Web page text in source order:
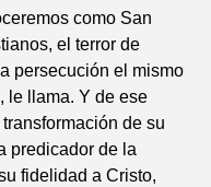
como San
el terror de
persecución el mismo
le llama. Y de ese
de su
predicador de la
fidelidad a Cristo,